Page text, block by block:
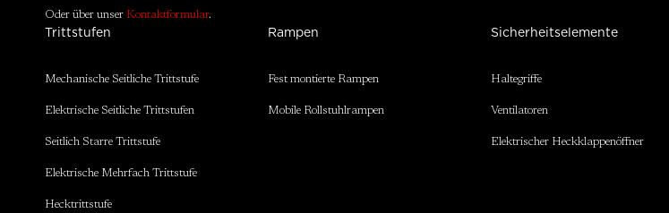
Oder über unser Kontaktformular.
Trittstufen
Mechanische Seitliche Trittstufe
Elektrische Seitliche Trittstufen
Seitlich Starre Trittstufe
Elektrische Mehrfach Trittstufe
Hecktrittstufe
Rampen
Fest montierte Rampen
Mobile Rollstuhlrampen
Sicherheitselemente
Haltegriffe
Ventilatoren
Elektrischer Heckklappenöffner